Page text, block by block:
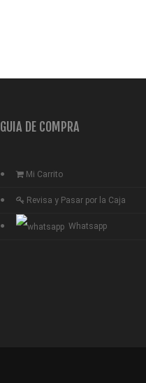
GUIA DE COMPRA
Mi Carrito
Revisa y Pasar por la Caja
Whatsapp